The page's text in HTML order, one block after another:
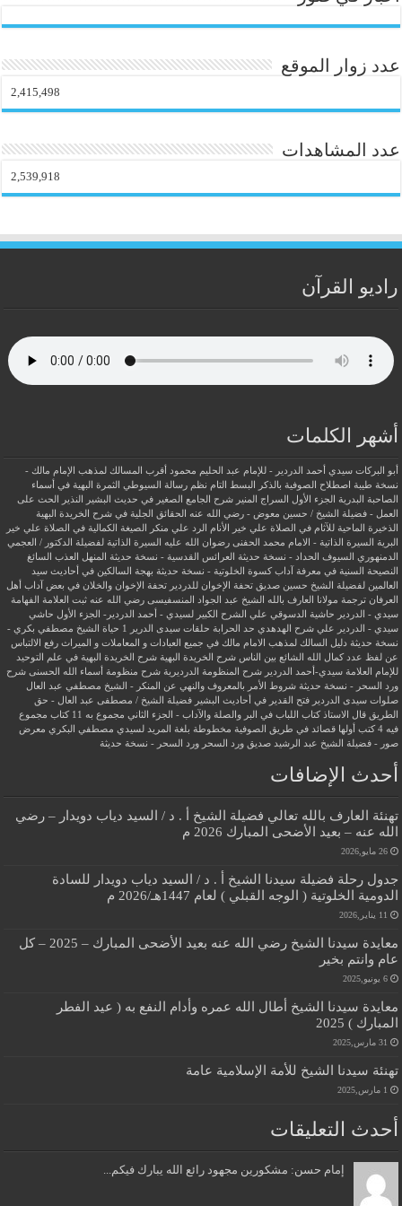
عدد زوار الموقع
2,415,498
عدد المشاهدات
2,539,918
راديو القرآن
أشهر الكلمات
أبو البركات سيدي أحمد الدردير - للإمام عبد الحليم محمود
أقرب المسالك لمذهب الإمام مالك -
نسخة طيبة اصطلاح الصوفية بالذكر البسط التام نظم رسالة السيوطي
الثمرة البهية في أسماء
الصاحبة البدرية
الجزء الأول السراج المنير شرح الجامع الصغير في حديث البشير النذير
الحث على
العمل - فضيلة الشيخ / حسين معوض - رضي الله عنه
الحقائق الجلية في شرح الخريدة البهية
الذخيرة الماحية للآثام في الصلاة علي خير الأنام
الرد علي منكر الصيغة الكمالية في الصلاة علي خير
البرية
السيرة الذاتية - الامام محمد الحفنى رضوان الله عليه
السيرة الذاتية لفضيلة الدكتور / العجمي
الدمنهوري
السيوف الحداد - نسخة حديثة العرائس القدسية - نسخة حديثة
المنهل العذب السائغ
النصيحة السنية في معرفة آداب كسوة الخلوتية - نسخة حديثة بهجة السالكين في أحاديث سيد
العالمين لفضيلة الشيخ حسين صديق
تحفة الإخوان للدردير تحفة الإخوان والخلان في بعض آداب أهل
العرفان ترجمة مولانا العارف بالله الشيخ عبد الجواد المنسفيسى رضي الله عنه ثبت العلامة الفهامة
سيدي - الدردير
حاشية الدسوقي علي الشرح الكبير لسيدي - أحمد الدردير- الجزء الأول حاشي
سيدي - الدردير علي شرح الهدهدي حد الحرابة حلقات سيدى الدرير 1
حياة الشيخ مصطفي بكري -
نسخة حديثة دليل السالك لمذهب الامام مالك في جميع العبادات و المعاملات و الميراث رفع الالتباس
عن لفظ عدد كمال الله الشائع بين الناس شرح الخريدة البهية شرح الخريدة البهية في علم التوحيد
للإمام العلامة سيدي-أحمد الدردير شرح المنظومة الدرديرية شرح منظومة أسماء الله الحسنى شرح
ورد السحر - نسخة حديثة شروط الأمر بالمعروف والنهي عن المنكر - الشيخ مصطفي عبد العال
صلوات سيدى الدردير فتح القدير في أحاديث البشير فضيلة الشيخ / مصطفى عبد العال - حق
الطريق
قال الاستاذ كتاب اللباب في البر والصلة والآداب - الجزء الثاني مجموع به 11 كتاب
مجموع
فيه 4 كتب أولها قصائد في طريق الصوفية
مخطوطة بلغة المريد لسيدي مصطفي البكري معرض
صور - فضيلة الشيخ عبد الرشيد صديق
ورد السحر ورد السحر - نسخة حديثة
أحدث الإضافات
تهنئة العارف بالله تعالي فضيلة الشيخ أ . د / السيد دياب دويدار – رضي
الله عنه – بعيد الأضحى المبارك 2026 م
26 مايو,2026
جدول رحلة فضيلة سيدنا الشيخ أ . د / السيد دياب دويدار للسادة
الدومية الخلوتية ( الوجه القبلي ) لعام 1447هـ/2026 م
11 يناير,2026
معايدة سيدنا الشيخ رضي الله عنه بعيد الأضحى المبارك – 2025 – كل
عام وانتم بخير
6 يونيو,2025
معايدة سيدنا الشيخ أطال الله عمره وأدام النفع به ( عيد الفطر
المبارك ) 2025
31 مارس,2025
تهنئة سيدنا الشيخ للأمة الإسلامية عامة
1 مارس,2025
أحدث التعليقات
إمام حسن: مشكورين مجهود رائع الله يبارك فيكم...